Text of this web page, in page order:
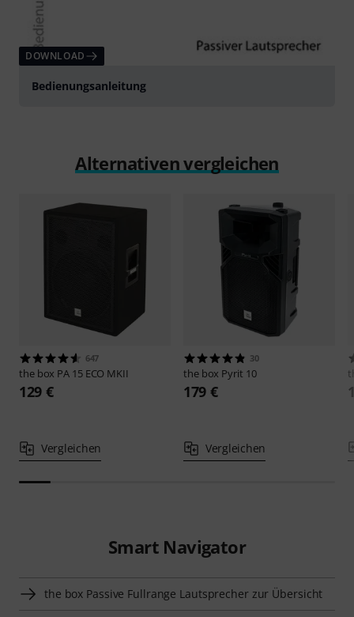
DOWNLOAD
Bedienungsanleitung
Alternativen vergleichen
647
the box PA 15 ECO MKII
129 €
Vergleichen
30
the box Pyrit 10
179 €
Vergleichen
Smart Navigator
the box Passive Fullrange Lautsprecher zur Übersicht